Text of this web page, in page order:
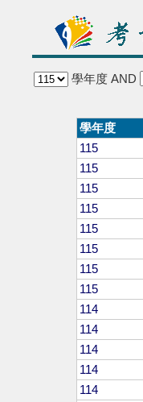
學年度 AND
學年度
115
115
115
115
115
115
115
115
114
114
114
114
114